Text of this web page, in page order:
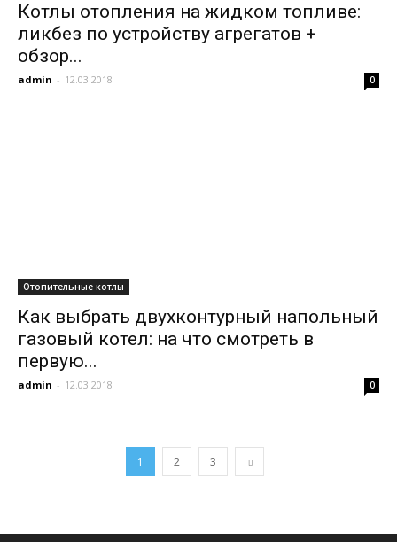
Котлы отопления на жидком топливе:
ликбез по устройству агрегатов +
обзор...
admin - 12.03.2018 0
Отопительные котлы
Как выбрать двухконтурный напольный
газовый котел: на что смотреть в
первую...
admin - 12.03.2018 0
1 2 3